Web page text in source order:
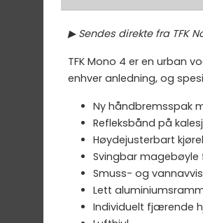
▶ Sendes direkte fra TFK
TFK Mono 4 er en urban
enhver anledning, og
Ny håndbremsspak
Refleksbånd på
Høydejusterbart
Svingbar
Smuss- og
Lett
Individuelt fjærende